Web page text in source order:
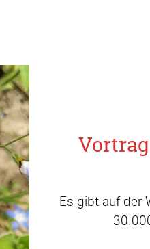
Es gibt auf der